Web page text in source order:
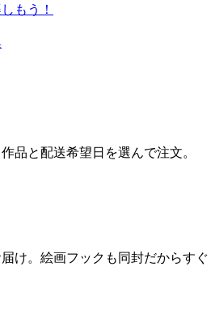
もう！
品と配送希望日を選んで注文。
け。絵画フックも同封だからすぐ